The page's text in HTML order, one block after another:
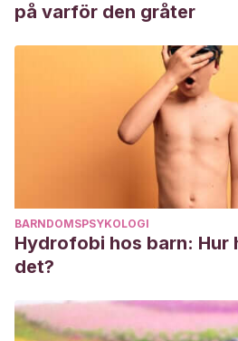
på varför den gråter
BARNDOMSPSYKOLOGI
Hydrofobi hos barn: Hur
det?